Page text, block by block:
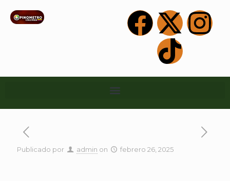
Publicado por admin on febrero 26, 2025